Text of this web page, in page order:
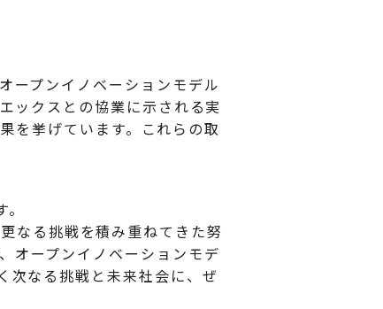
ープンイノベーションモデル
ックスとの協業に示される実
を挙げています。これらの取
なる挑戦を積み重ねてきた努
オープンイノベーションモデ
次なる挑戦と未来社会に、ぜ